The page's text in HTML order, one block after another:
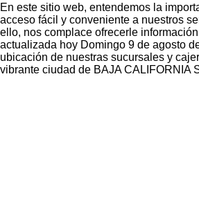
En este sitio web, entendemos la
acceso fácil y conveniente a nuestros
ello, nos complace ofrecerle
actualizada hoy Domingo 9 de agosto
ubicación de nuestras sucursales y
vibrante ciudad de BAJA CALIFORNIA